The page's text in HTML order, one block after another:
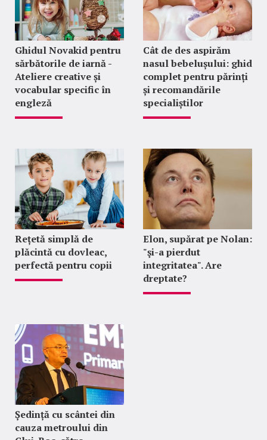
Ghidul Novakid pentru
sărbătorile de iarnă -
Ateliere creative și
vocabular specific în
engleză
Cât de des aspirăm
nasul bebelușului: ghid
complet pentru părinți
și recomandările
specialiștilor
Rețetă simplă de
plăcintă cu dovleac,
perfectă pentru copii
Elon, supărat pe Nolan:
"şi-a pierdut
integritatea". Are
dreptate?
Ședință cu scântei din
cauza metroului din